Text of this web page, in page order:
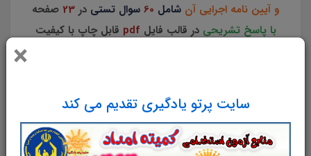
×
سایت پرتو یادگیری تقدیم می کند
و آیین نامه اجرایی آن شامل 60 سوال تستی در 23 صفحه
با پاسخ تشریحی در قالب فایل pdf قابل چاپ با کیفیت
دوازدهمین امتحان مشترک فراگیر دستگاه های اجرایی
مطابق با دفترچه ثبت نام و مطابق با سرفصل های
اعلام شده در دفترچه راهنمای ثبت نام می باشد.